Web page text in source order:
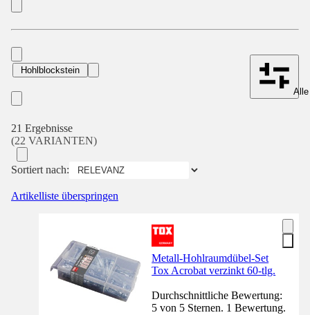
Hohlblockstein
21 Ergebnisse
(22 VARIANTEN)
Sortiert nach:
Artikelliste überspringen
Metall-Hohlraumdübel-Set
Tox Acrobat verzinkt 60-tlg.
Durchschnittliche Bewertung:
5 von 5 Sternen. 1 Bewertung.